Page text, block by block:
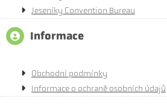
Jeseníky Convention Bureau
Informace
Obchodní podmínky
Informace o ochraně osobních údajů